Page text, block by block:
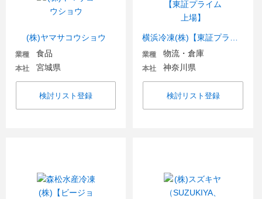
(株)ヤマサコウショウ
業種 食品
本社 宮城県
検討リスト登録
業種 物流・倉庫
本社 神奈川県
検討リスト登録